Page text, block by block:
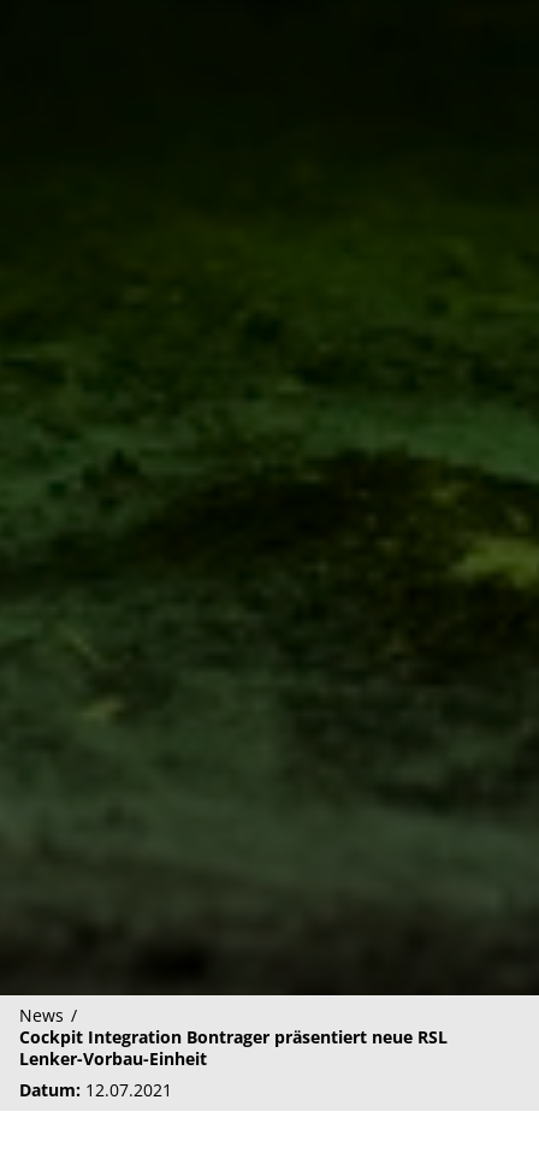
News
Cockpit Integration Bontrager präsentiert neue RSL
Lenker-Vorbau-Einheit
Datum: 12.07.2021